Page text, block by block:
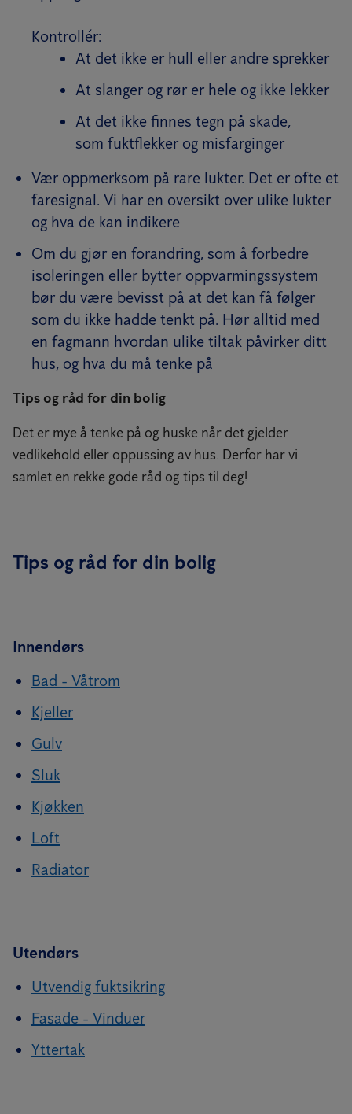
Kontrollér:
At det ikke er hull eller andre sprekker
At slanger og rør er hele og ikke lekker
At det ikke finnes tegn på skade,
som fuktflekker og misfarginger
Vær oppmerksom på rare lukter. Det er ofte et
faresignal. Vi har en oversikt over ulike lukter
og hva de kan indikere
Om du gjør en forandring, som å forbedre
isoleringen eller bytter oppvarmingssystem
bør du være bevisst på at det kan få følger
som du ikke hadde tenkt på. Hør alltid med
en fagmann hvordan ulike tiltak påvirker ditt
hus, og hva du må tenke på
Tips og råd for din bolig
Det er mye å tenke på og huske når det gjelder
vedlikehold eller oppussing av hus. Derfor har vi
samlet en rekke gode råd og tips til deg!
Tips og råd for din bolig
Innendørs
Bad - Våtrom
Kjeller
Gulv
Sluk
Kjøkken
Loft
Radiator
Utendørs
Utvendig fuktsikring
Fasade - Vinduer
Yttertak